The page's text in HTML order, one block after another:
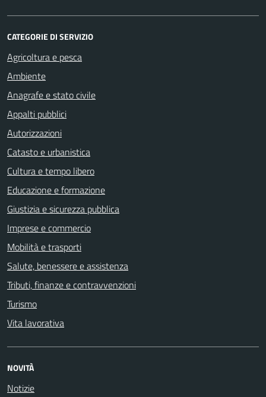
CATEGORIE DI SERVIZIO
Agricoltura e pesca
Ambiente
Anagrafe e stato civile
Appalti pubblici
Autorizzazioni
Catasto e urbanistica
Cultura e tempo libero
Educazione e formazione
Giustizia e sicurezza pubblica
Imprese e commercio
Mobilità e trasporti
Salute, benessere e assistenza
Tributi, finanze e contravvenzioni
Turismo
Vita lavorativa
NOVITÀ
Notizie